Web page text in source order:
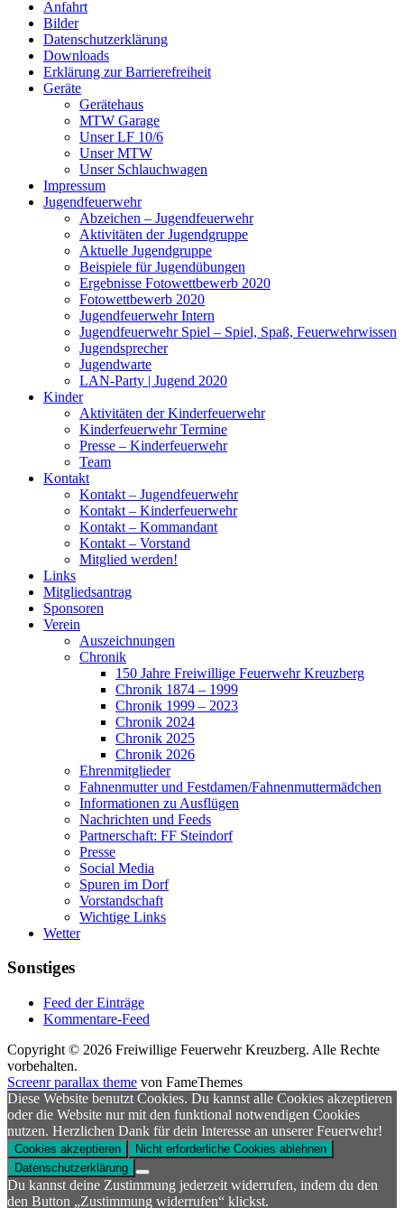
Anfahrt
Bilder
Datenschutzerklärung
Downloads
Erklärung zur Barriere­frei­heit
Geräte
Gerätehaus
MTW Garage
Unser LF 10/6
Unser MTW
Unser Schlauchwagen
Impressum
Jugendfeuerwehr
Abzeichen – Jugendfeuerwehr
Aktivitäten der Jugendgruppe
Aktuelle Jugendgruppe
Beispiele für Jugendübungen
Ergebnisse Fotowettbewerb 2020
Fotowettbewerb 2020
Jugendfeuerwehr Intern
Jugendfeuerwehr Spiel – Spiel, Spaß, Feuerwehrwissen
Jugendsprecher
Jugendwarte
LAN-Party | Jugend 2020
Kinder
Aktivitäten der Kinderfeuerwehr
Kinderfeuerwehr Termine
Presse – Kinderfeuerwehr
Team
Kontakt
Kontakt – Jugendfeuerwehr
Kontakt – Kinderfeuerwehr
Kontakt – Kommandant
Kontakt – Vorstand
Mitglied werden!
Links
Mitgliedsantrag
Sponsoren
Verein
Auszeichnungen
Chronik
150 Jahre Freiwillige Feuerwehr Kreuzberg
Chronik 1874 – 1999
Chronik 1999 – 2023
Chronik 2024
Chronik 2025
Chronik 2026
Ehrenmitglieder
Fahnenmutter und Festdamen/Fahnenmuttermädchen
Informationen zu Ausflügen
Nachrichten und Feeds
Partnerschaft: FF Steindorf
Presse
Social Media
Spuren im Dorf
Vorstandschaft
Wichtige Links
Wetter
Sonstiges
Feed der Einträge
Kommentare-Feed
Copyright © 2026 Freiwillige Feuerwehr Kreuzberg. Alle Rechte
vorbehalten.
Screenr parallax theme von FameThemes
Diese Website benutzt Cookies. Du kannst alle Cookies akzeptieren
oder die Website nur mit den funktional notwendigen Cookies
nutzen. Herzlichen Dank für dein Interesse an unserer Feuerwehr!
Cookies akzeptieren
Nicht erforderliche Cookies ablehnen
Datenschutzerklärung
Du kannst deine Zustimmung jederzeit widerrufen, indem du den
den Button „Zustimmung widerrufen“ klickst.